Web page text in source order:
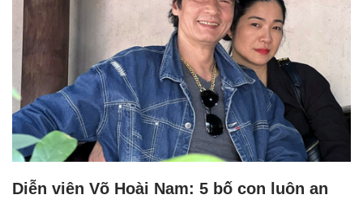
Diễn viên Võ Hoài Nam: 5 bố con luôn an